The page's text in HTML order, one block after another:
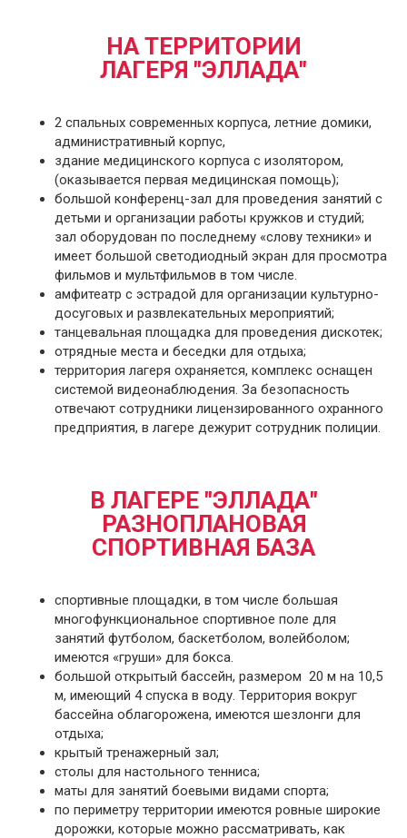
НА ТЕРРИТОРИИ
ЛАГЕРЯ "ЭЛЛАДА"
2 спальных современных корпуса, летние домики,
административный корпус,
здание медицинского корпуса с изолятором,
(оказывается первая медицинская помощь);
большой конференц-зал для проведения занятий с
детьми и организации работы кружков и студий;
зал оборудован по последнему «слову техники» и
имеет большой светодиодный экран для просмотра
фильмов и мультфильмов в том числе.
амфитеатр с эстрадой для организации культурно-
досуговых и развлекательных мероприятий;
танцевальная площадка для проведения дискотек;
отрядные места и беседки для отдыха;
территория лагеря охраняется, комплекс оснащен
системой видеонаблюдения. За безопасность
отвечают сотрудники лицензированного охранного
предприятия, в лагере дежурит сотрудник полиции.
В ЛАГЕРЕ "ЭЛЛАДА"
РАЗНОПЛАНОВАЯ
СПОРТИВНАЯ БАЗА
спортивные площадки, в том числе большая
многофункциональное спортивное поле для
занятий футболом, баскетболом, волейболом;
имеются «груши» для бокса.
большой открытый бассейн, размером 20 м на 10,5
м, имеющий 4 спуска в воду. Территория вокруг
бассейна облагорожена, имеются шезлонги для
отдыха;
крытый тренажерный зал;
столы для настольного тенниса;
маты для занятий боевыми видами спорта;
по периметру территории имеются ровные широкие
дорожки, которые можно рассматривать, как